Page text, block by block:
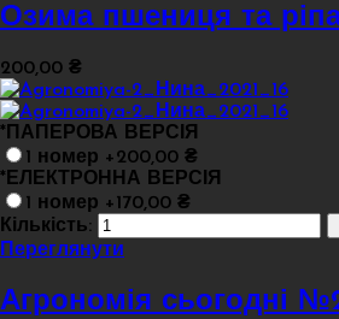
Озима пшениця та
200,00 ₴
* ПАПЕРОВА ВЕРСІЯ
1 номер +200,00 ₴
* ЕЛЕКТРОННА ВЕРСІЯ
1 номер +170,00 ₴
Кількість:
Переглянути
Агрономія сьогодні